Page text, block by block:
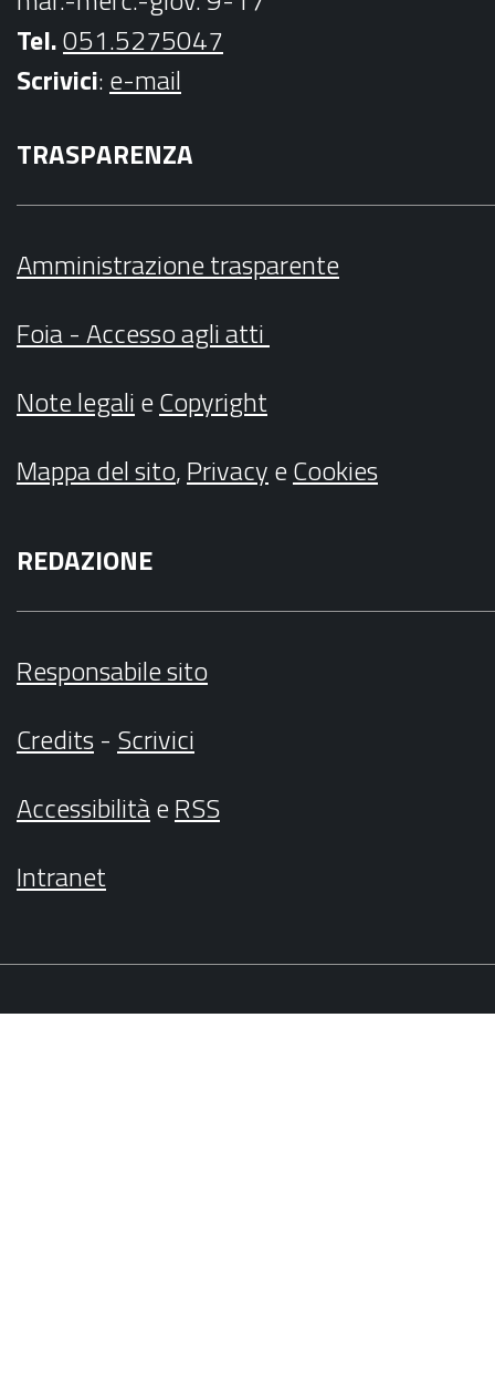
Tel.051.5275047
Scrivici:e-mail
TRASPARENZA
Amministrazione trasparente
Foia - Accesso agli atti
Note legalieCopyright
Mappa del sito,PrivacyeCookies
REDAZIONE
Responsabile sito
Credits- Scrivici
AccessibilitàeRSS
Intranet